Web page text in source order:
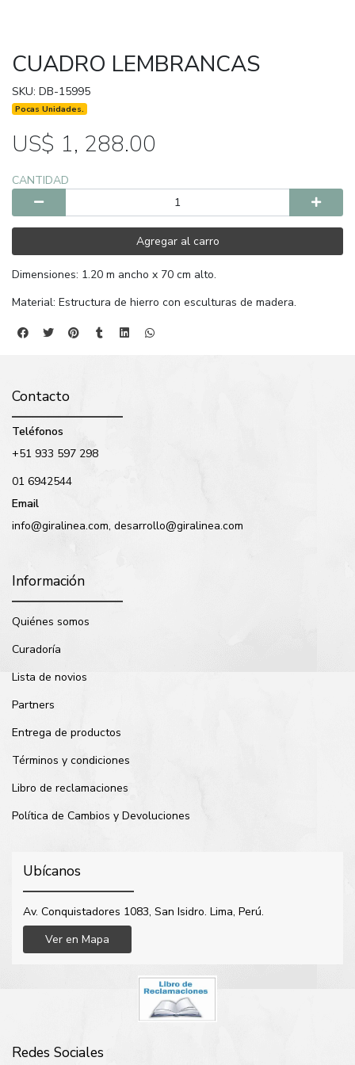
CUADRO LEMBRANCAS
SKU: DB-15995
Pocas Unidades.
US$ 1, 288.00
CANTIDAD
Agregar al carro
Dimensiones: 1.20 m ancho x 70 cm alto.
Material: Estructura de hierro con esculturas de madera.
Contacto
Teléfonos
+51 933 597 298
01 6942544
Email
info@giralinea.com, desarrollo@giralinea.com
Información
Quiénes somos
Curadoría
Lista de novios
Partners
Entrega de productos
Términos y condiciones
Libro de reclamaciones
Política de Cambios y Devoluciones
Ubícanos
Av. Conquistadores 1083, San Isidro. Lima, Perú.
Ver en Mapa
Redes Sociales